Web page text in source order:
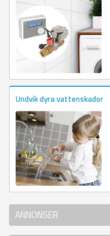
Undvik dyra vattenskador
ANNONSER